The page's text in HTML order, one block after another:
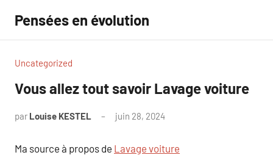
contenu
Pensées en évolution
Uncategorized
Vous allez tout savoir Lavage voiture
par Louise KESTEL juin 28, 2024
Ma source à propos de Lavage voiture